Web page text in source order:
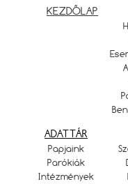
KEZDŐLAP
ADATTÁR
Papjaink
Parókiák
Intézmények